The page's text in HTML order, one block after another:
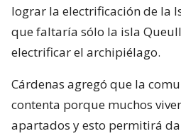
lograr la electrificación de la
que faltaría sólo la isla
electrificar el archipiélago.
Cárdenas agregó que la
contenta porque muchos
apartados y esto permitirá